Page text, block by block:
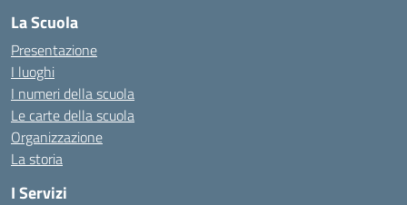
La Scuola
Presentazione
I luoghi
I numeri della scuola
Le carte della scuola
Organizzazione
La storia
I Servizi